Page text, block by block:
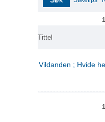
Tittel
Vildanden ; Hvide